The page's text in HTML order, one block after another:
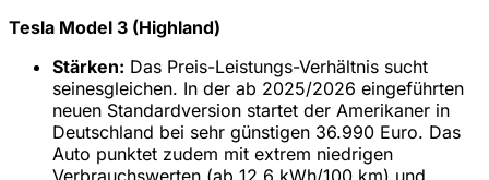
Tesla Model 3 (Highland)
Stärken: Das Preis-Leistungs-Verhältnis sucht
seinesgleichen. In der ab 2025/2026 eingeführten
neuen Standardversion startet der Amerikaner in
Deutschland bei sehr günstigen 36.990 Euro. Das
Auto punktet zudem mit extrem niedrigen
Verbrauchswerten (ab 12,6 kWh/100 km) und